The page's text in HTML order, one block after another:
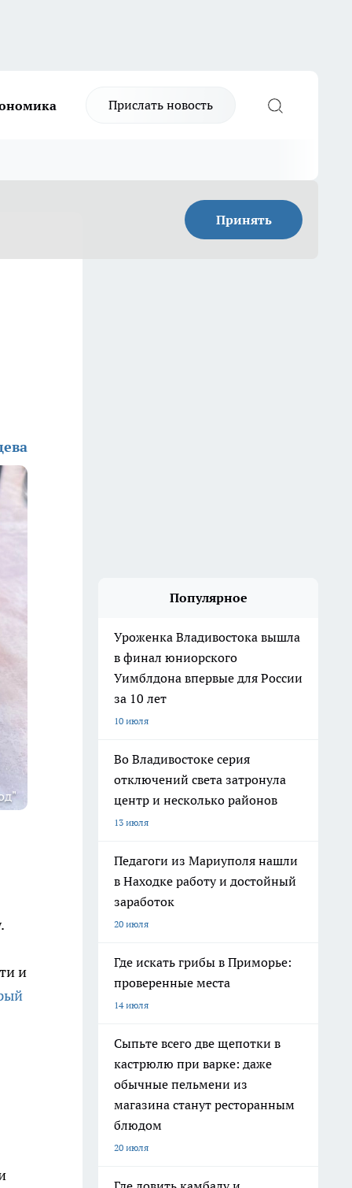
Прислать новость
Принять
и
Популярное
Уроженка Владивостока вышла
в финал юниорского
Уимблдона впервые для России
за 10 лет
10 июля
Во Владивостоке серия
отключений света затронула
центр и несколько районов
13 июля
Педагоги из Мариуполя нашли
в Находке работу и достойный
заработок
20 июля
Где искать грибы в Приморье:
проверенные места
14 июля
Сыпьте всего две щепотки в
кастрюлю при варке: даже
обычные пельмени из
магазина станут ресторанным
блюдом
20 июля